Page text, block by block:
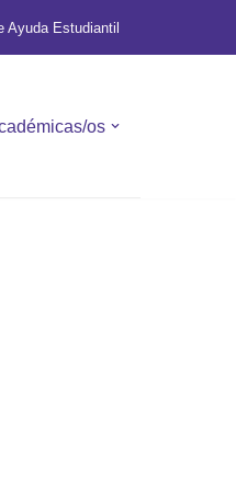
Ayuda Estudiantil
os